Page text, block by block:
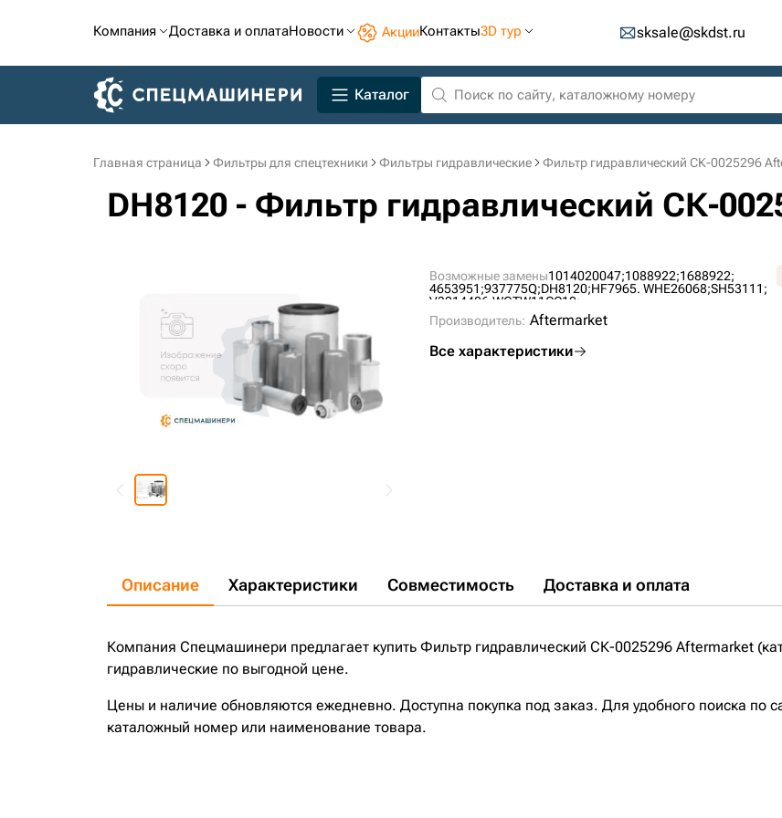
Компания Доставка и оплатаНовости АкцииКонтакты3D тур sksale@skdst.ru
Каталог
Главная страница Фильтры для спецтехники Фильтры гидравлические Фильтр гидравлический СК-0025296
DH8120 - Фильтр гидравлический СК-
Возможные замены1014020047;1088922;1688922;
4653951;937775Q;DH8120;HF7965. WHE26068;SH53111;
V3214406;WGTW11CC10;
Производитель: Aftermarket
Все характеристики
Описание Характеристики Совместимость Доставка и оплата
Компания Спецмашинери предлагает купить Фильтр гидравлический СК-0025296 Aftermarket
гидравлические по выгодной цене.
Цены и наличие обновляются ежедневно. Доступна покупка под заказ. Для удобного поиска по
каталожный номер или наименование товара.